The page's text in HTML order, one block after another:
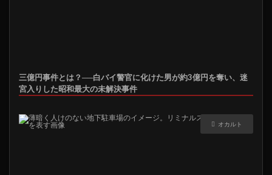
三億円事件とは？──白バイ警官に化けた男が約3億円を奪い、迷
宮入りした昭和最大の未解決事件
オカルト